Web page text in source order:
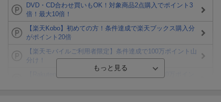
DVD・CD合わせ買いもOK！対象商品2点購入でポイント3
倍！最大10倍！
【楽天Kobo】初めての方！条件達成で楽天ブックス購入分
がポイント20倍
【楽天モバイルご利用者限定】条件達成で100万ポイント山
分け！